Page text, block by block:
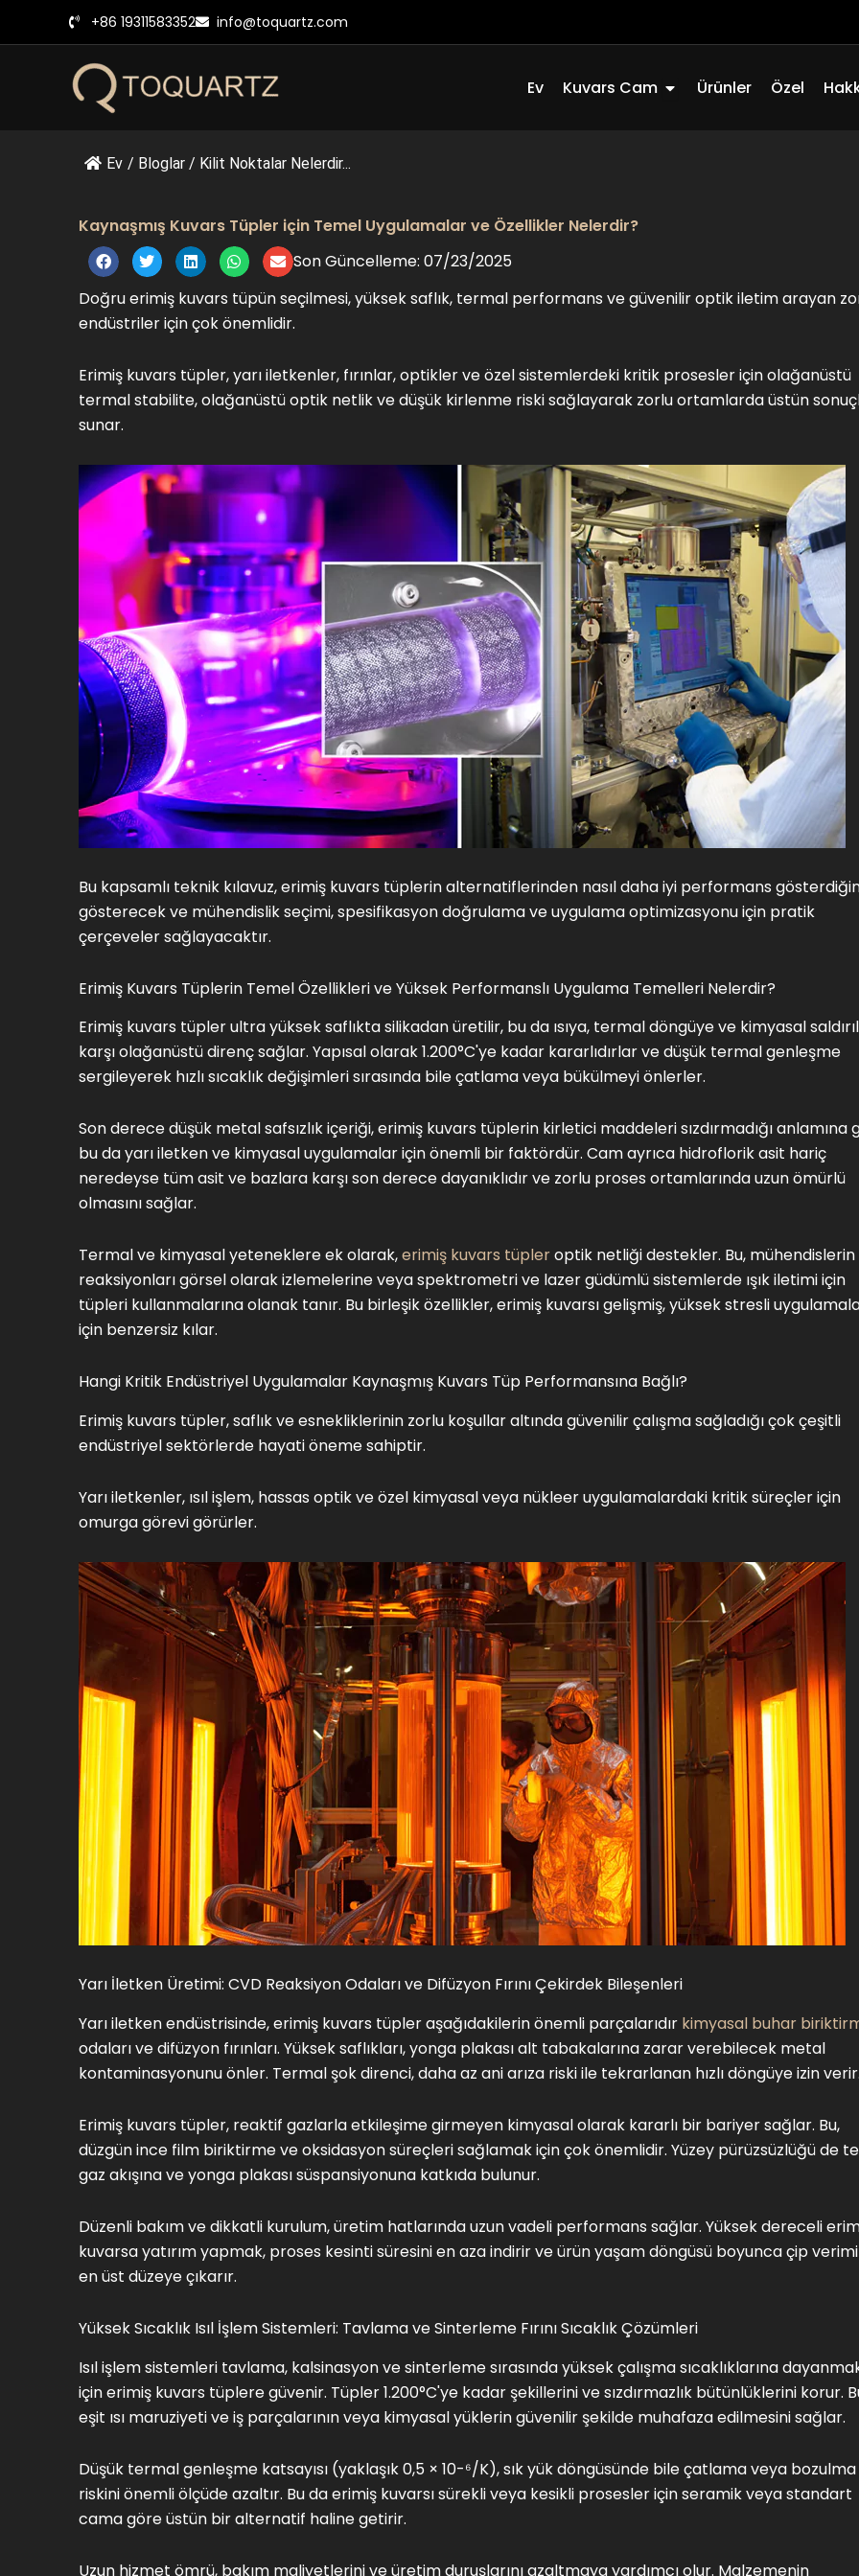
+86 19311583352 info@toquartz.com
Ev Kuvars Cam Açık Quartz Glass
Ürünler Özel
Ev / Bloglar / Kilit Noktalar Nelerdir...
Kaynaşmış Kuvars Tüpler için Temel Uygulamalar ve Özellikler Nelerdir?
Son Güncelleme: 07/23/2025
Doğru erimiş kuvars tüpün seçilmesi, yüksek saflık, termal performans ve güvenilir optik iletim arayan
endüstriler için çok önemlidir.
Erimiş kuvars tüpler, yarı iletkenler, fırınlar, optikler ve özel sistemlerdeki kritik prosesler için olağanüstü
termal stabilite, olağanüstü optik netlik ve düşük kirlenme riski sağlayarak zorlu ortamlarda üstün
sunar.
Bu kapsamlı teknik kılavuz, erimiş kuvars tüplerin alternatiflerinden nasıl daha iyi performans
gösterecek ve mühendislik seçimi, spesifikasyon doğrulama ve uygulama optimizasyonu için pratik
çerçeveler sağlayacaktır.
Erimiş Kuvars Tüplerin Temel Özellikleri ve Yüksek Performanslı Uygulama Temelleri Nelerdir?
Erimiş kuvars tüpler ultra yüksek saflıkta silikadan üretilir, bu da ısıya, termal döngüye ve kimyasal
karşı olağanüstü direnç sağlar. Yapısal olarak 1.200°C'ye kadar kararlıdırlar ve düşük termal genleşme
sergileyerek hızlı sıcaklık değişimleri sırasında bile çatlama veya bükülmeyi önlerler.
Son derece düşük metal safsızlık içeriği, erimiş kuvars tüplerin kirletici maddeleri sızdırmadığı anlamına
bu da yarı iletken ve kimyasal uygulamalar için önemli bir faktördür. Cam ayrıca hidroflorik asit hariç
neredeyse tüm asit ve bazlara karşı son derece dayanıklıdır ve zorlu proses ortamlarında uzun ömürlü
olmasını sağlar.
Termal ve kimyasal yeteneklere ek olarak,erimiş kuvars tüpleroptik netliği destekler. Bu, mühendislerin
reaksiyonları görsel olarak izlemelerine veya spektrometri ve lazer güdümlü sistemlerde ışık iletimi için
tüpleri kullanmalarına olanak tanır. Bu birleşik özellikler, erimiş kuvarsı gelişmiş, yüksek stresli
için benzersiz kılar.
Hangi Kritik Endüstriyel Uygulamalar Kaynaşmış Kuvars Tüp Performansına Bağlı?
Erimiş kuvars tüpler, saflık ve esnekliklerinin zorlu koşullar altında güvenilir çalışma sağladığı çok çeşitli
endüstriyel sektörlerde hayati öneme sahiptir.
Yarı iletkenler, ısıl işlem, hassas optik ve özel kimyasal veya nükleer uygulamalardaki kritik süreçler için
omurga görevi görürler.
Yarı İletken Üretimi: CVD Reaksiyon Odaları ve Difüzyon Fırını Çekirdek Bileşenleri
Yarı iletken endüstrisinde, erimiş kuvars tüpler aşağıdakilerin önemli parçalarıdır kimyasal buhar
odaları ve difüzyon fırınları. Yüksek saflıkları, yonga plakası alt tabakalarına zarar verebilecek metal
kontaminasyonunu önler. Termal şok direnci, daha az ani arıza riski ile tekrarlanan hızlı döngüye izin verir.
Erimiş kuvars tüpler, reaktif gazlarla etkileşime girmeyen kimyasal olarak kararlı bir bariyer sağlar. Bu,
düzgün ince film biriktirme ve oksidasyon süreçleri sağlamak için çok önemlidir. Yüzey pürüzsüzlüğü de
gaz akışına ve yonga plakası süspansiyonuna katkıda bulunur.
Düzenli bakım ve dikkatli kurulum, üretim hatlarında uzun vadeli performans sağlar. Yüksek dereceli
kuvarsa yatırım yapmak, proses kesinti süresini en aza indirir ve ürün yaşam döngüsü boyunca çip
en üst düzeye çıkarır.
Yüksek Sıcaklık Isıl İşlem Sistemleri: Tavlama ve Sinterleme Fırını Sıcaklık Çözümleri
Isıl işlem sistemleri tavlama, kalsinasyon ve sinterleme sırasında yüksek çalışma sıcaklıklarına
için erimiş kuvars tüplere güvenir. Tüpler 1.200°C'ye kadar şekillerini ve sızdırmazlık bütünlüklerini korur.
eşit ısı maruziyeti ve iş parçalarının veya kimyasal yüklerin güvenilir şekilde muhafaza edilmesini sağlar.
Düşük termal genleşme katsayısı (yaklaşık 0,5 × 10-⁶/K), sık yük döngüsünde bile çatlama veya bozulma
riskini önemli ölçüde azaltır. Bu da erimiş kuvarsı sürekli veya kesikli prosesler için seramik veya standart
cama göre üstün bir alternatif haline getirir.
Uzun hizmet ömrü, bakım maliyetlerini ve üretim duruşlarını azaltmaya yardımcı olur. Malzemenin